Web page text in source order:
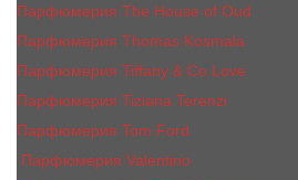
Парфюмерия The House of Oud
Парфюмерия Thomas Kosmala
Парфюмерия Tiffany & Co Love
Парфюмерия Tiziana Terenzi
Парфюмерия Tom Ford
Парфюмерия Valentino